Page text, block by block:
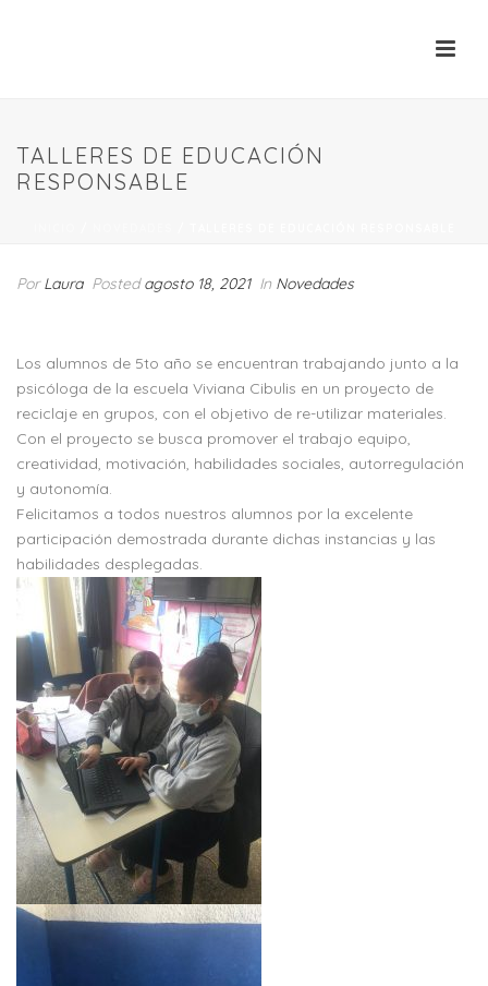
TALLERES DE EDUCACIÓN
RESPONSABLE
PorLaura Postedagosto 18, 2021 In Novedades
Los alumnos de 5to año se encuentran trabajando junto a la
psicóloga de la escuela Viviana Cibulis en un proyecto de
reciclaje en grupos, con el objetivo de re-utilizar materiales.
Con el proyecto se busca promover el trabajo equipo,
creatividad, motivación, habilidades sociales, autorregulación
y autonomía.
Felicitamos a todos nuestros alumnos por la excelente
participación demostrada durante dichas instancias y las
habilidades desplegadas.